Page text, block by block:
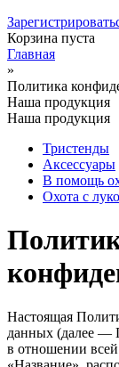
Корзина пуста
Вы здесь
Главная
»
Политика
Наша продукция
Наша продукция
Тристенды
Аксессуары
В помощь
Охота с
Настоящая
данных (далее —
в отношении